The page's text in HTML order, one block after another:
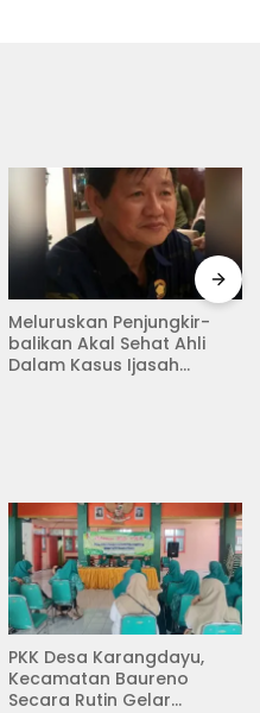
Rampas Motor Tanpa
Surat Resmi, Modus Baru
Debt Collector di Jalan
PKK Desa Karangdayu,
Kecamatan Baureno
Secara Rutin Gelar